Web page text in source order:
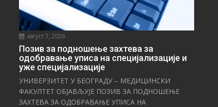
август 7, 2026
Позив за подношење захтева за
одобравање уписа на специјализације и
уже специјализације
УНИВЕРЗИТЕТ У БЕОГРАДУ – МЕДИЦИНСКИ
ФАКУЛТЕТ ОБЈАВЉУЈЕ ПОЗИВ ЗА ПОДНОШЕЊЕ
ЗАХТЕВА ЗА ОДОБРАВАЊЕ УПИСА НА